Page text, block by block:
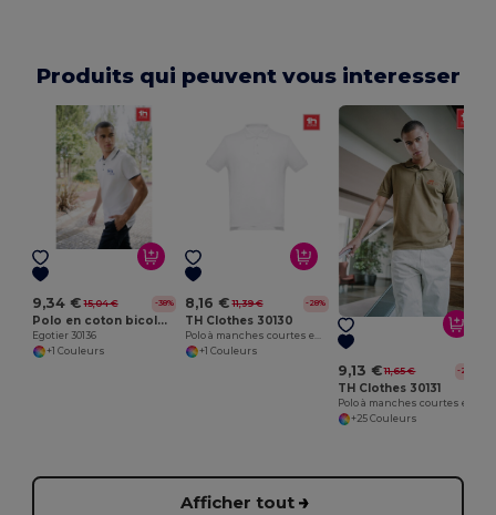
Produits qui peuvent vous interesser
9,34 € 15,04 € -38%
Polo en coton bicolore pour homme. Couleur blanche
Egotier 30136
+1 Couleurs
8,16 € 11,39 € -28%
TH Clothes 30130
+1 Couleurs
9,13 € 11,65 € -22%
TH Clothes 30131
+25 Couleurs
Afficher tout